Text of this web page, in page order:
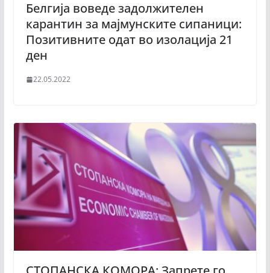
Белгија воведе задолжителен
карантин за мајмунските сипаници:
Позитивните одат во изолација 21
ден
22.05.2022